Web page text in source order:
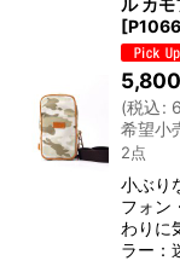
[
5,800
(税込:
希望小
2点
小ぶり
フォン
わりに
ラー：